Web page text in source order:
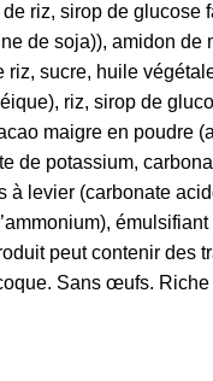
riz, sirop de glucose
de soja)), amidon de
riz, sucre, huile
riz, sirop de
maigre en poudre
de potassium,
à levier (carbonate
peut contenir des
Sans œufs.